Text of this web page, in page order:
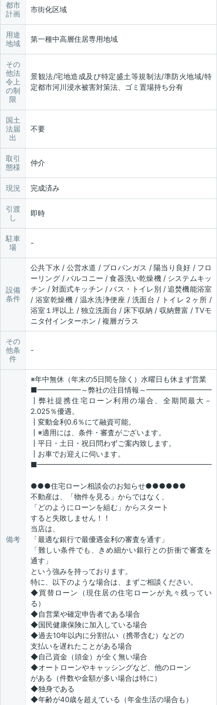
都市
計画
市街化区域
用途
地域
第一種中高層住居専用地域
その
他法
令上
の制
限
景観法/宅地造成及び特定盛土等規制法/準防火地域/特
定都市河川浸水被害対策法、ゴミ置場持ち分有
国土
法届
出
不要
取引
態様
仲介
現況 完成済み
引渡
し
即時
駐車
場
設備
条件
公共下水 / 公営水道 / プロパンガス / 陽当り良好 / フロ
ーリング / バルコニー / 食器洗い乾燥機 / システムキッ
チン / 対面式キッチン / バス・トイレ別 / 追焚機能浴室
/ 浴室乾燥機 / 温水洗浄便座 / 洗面台 / トイレ２ヶ所 /
浴室１坪以上 / 独立洗面台 / 床下収納 / 収納豊富 / TVモ
ニタ付インターホン / 複層ガラス
その
他条
件
備考
※年中無休（年末の5日間を除く）水曜日も休まず営業
■━━━━━━～弊社の注目情報～━━━━━━━━━
┃弊社提携住宅ローン利用の場合、全期間最大－
2.025％優遇。
┃変動金利0.6％にて融資可能。
┃※適用には、条件・審査がございます。
┃平日・土日・祝日問わずご案内致します。
┃お車でお迎えに伺います。
■━━━━━━━━━━━━━━━━━━━━━━━━
●●●住宅ローン相談会のお知らせ●●●●●●
不動産は、「物件を見る」からではなく、
「どのようにローンを組む」からスタート
すると失敗しません！！
当店は、
「最適な銀行で最優遇金利の審査を通す」
「難しい条件でも、きめ細かい銀行との折衝で審査を
通す」
という強みを持っております。
特に、以下のような場合は、まずご相談ください。
◆買替ローン（現住居の住宅ローンが丸々残ってい
る）
◆自営業や確定申告者である場合
◆国民健康保険に加入している場合
◆過去10年以内に分割払い（携帯含む）などの
支払いを遅れたことがある場合
◆自己資金（頭金）が全く無い場合
◆オートローンやキャッシングなど、他のローン
がある（件数や金額が多い場合は特に）
◆独身である
◆年齢が40歳を超えている（年金生活の場合も）